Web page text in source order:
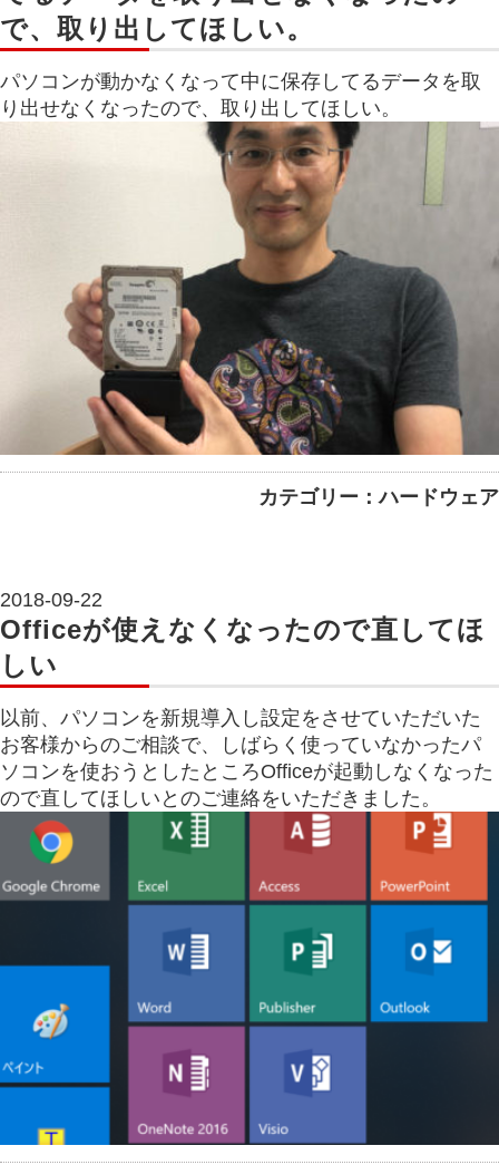
で、取り出してほしい。
パソコンが動かなくなって中に保存してるデータを取
り出せなくなったので、取り出してほしい。
カテゴリー：ハードウェア
2018-09-22
Officeが使えなくなったので直してほ
しい
以前、パソコンを新規導入し設定をさせていただいた
お客様からのご相談で、しばらく使っていなかったパ
ソコンを使おうとしたところOfficeが起動しなくなった
ので直してほしいとのご連絡をいただきました。